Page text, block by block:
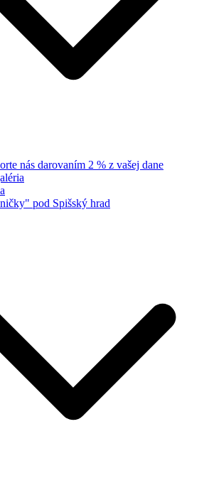
nás darovaním 2 % z vašej dane
pod Spišský hrad